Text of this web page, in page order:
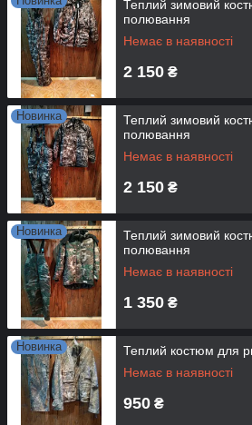
Теплий зимовий
полювання
Немає в наявності
2 150 ₴
Новинка
Теплий зимовий
полювання
Немає в наявності
2 150 ₴
Новинка
Теплий зимовий
полювання
Немає в наявності
1 350 ₴
Новинка
Теплий костюм для
Немає в наявності
950 ₴